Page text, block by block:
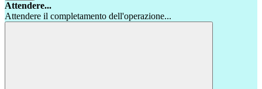
Attendere...
Attendere il completamento dell'operazione...